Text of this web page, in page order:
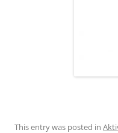
This entry was posted in